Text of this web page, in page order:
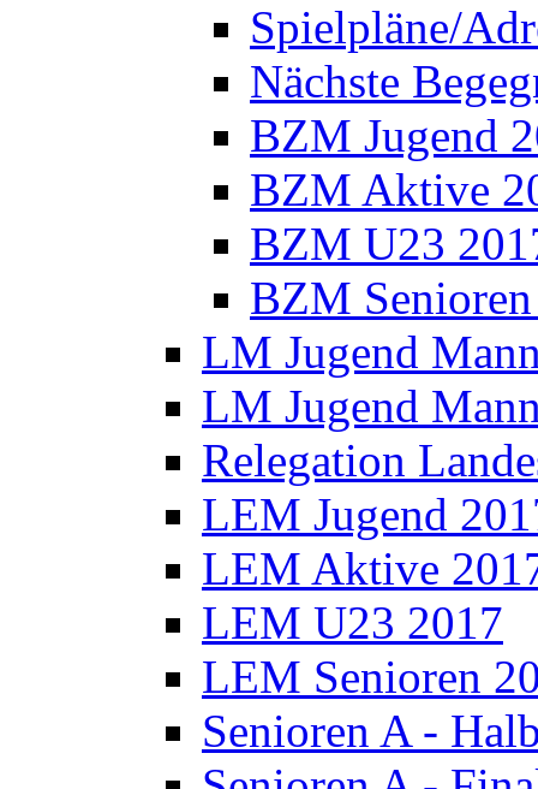
Spielpläne/
Nächste
BZM Jugend
BZM Aktive
BZM U23
BZM
LM Jugend
LM Jugend
Relegation
LEM Jugend
LEM Aktive
LEM U23 2017
LEM Senioren
Senioren A -